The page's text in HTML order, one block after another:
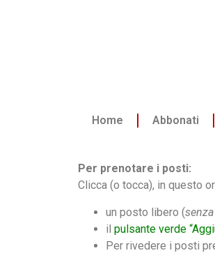
Home Abbonati
Per prenotare i posti:
Clicca (o tocca), in questo
un posto libero (
il pulsante verde
Per rivedere i posti